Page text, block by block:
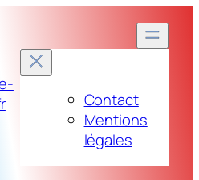
Contact
Mentions
légales